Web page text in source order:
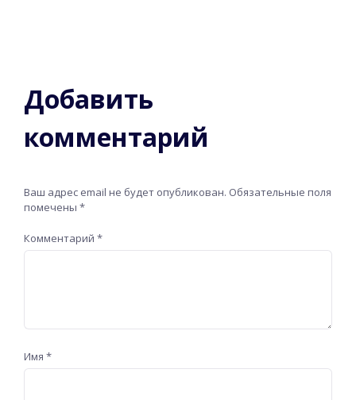
Добавить
комментарий
Ваш адрес email не будет опубликован. Обязательные поля
помечены *
Комментарий *
Имя *